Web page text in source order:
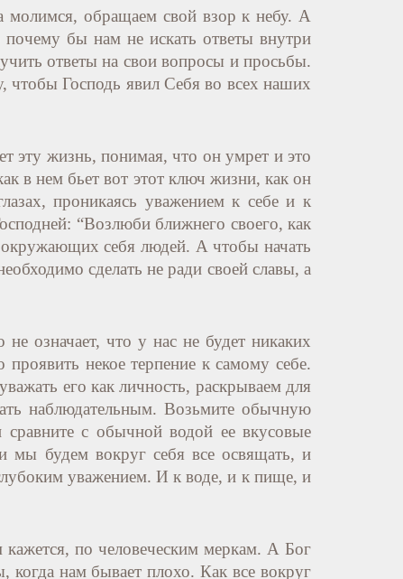
молимся, обращаем свой взор к небу. А
бы нам не искать ответы внутри
ответы на свои вопросы и просьбы.
чтобы Господь явил Себя во всех наших
эту жизнь, понимая, что он умрет и это
в нем бьет вот этот ключ жизни, как он
проникаясь уважением к себе и к
“Возлюби ближнего своего, как
себя людей. А чтобы начать
сделать не ради своей славы, а
означает, что у нас не будет никаких
некое терпение к самому себе.
его как личность, раскрываем для
наблюдательным. Возьмите обычную
с обычной водой ее вкусовые
мы будем вокруг себя все освящать, и
уважением. И к воде, и к пище, и
кажется, по человеческим меркам. А Бог
когда нам бывает плохо. Как все вокруг